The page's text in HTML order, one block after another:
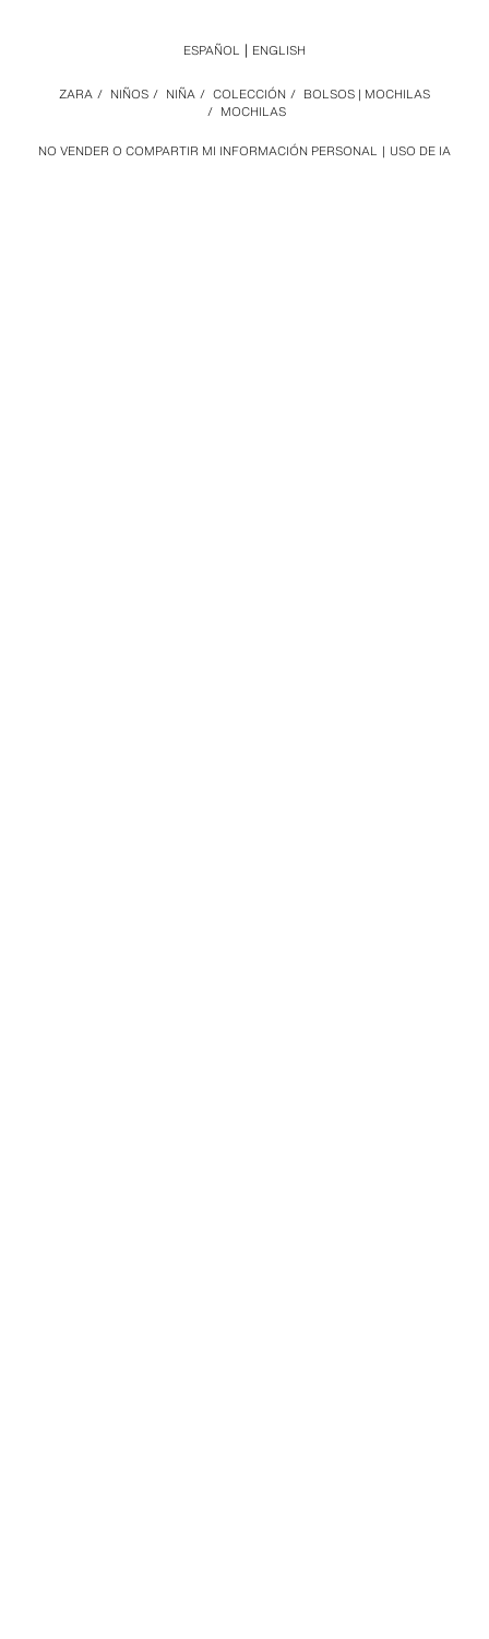
NO VENDER O COMPARTIR MI INFORMACIÓN PERSONAL USO DE IA
ZARA / NIÑOS / NIÑA / COLECCIÓN / BOLSOS | MOCHILAS
/ MOCHILAS
ESPAÑOL ENGLISH